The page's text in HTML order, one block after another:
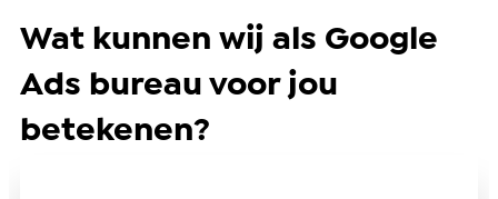
Wat kunnen wij als Google
Ads bureau voor jou
betekenen?